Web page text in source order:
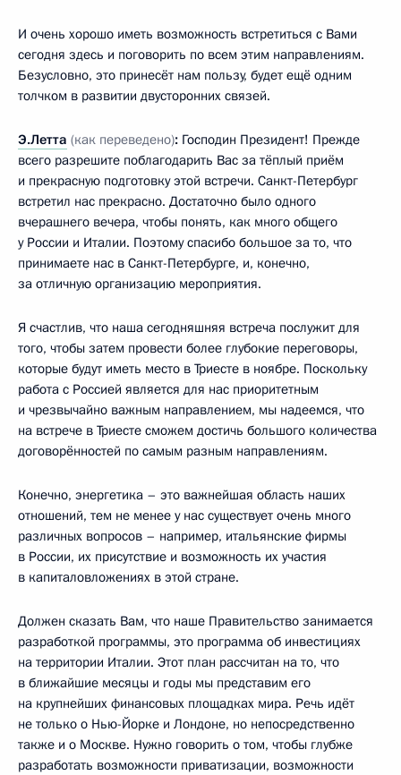
И очень хорошо иметь возможность встретиться с Вами
сегодня здесь и поговорить по всем этим направлениям.
Безусловно, это принесёт нам пользу, будет ещё одним
толчком в развитии двусторонних связей.
Э.Летта (как переведено): Господин Президент! Прежде
всего разрешите поблагодарить Вас за тёплый приём
и прекрасную подготовку этой встречи. Санкт-Петербург
встретил нас прекрасно. Достаточно было одного
вчерашнего вечера, чтобы понять, как много общего
у России и Италии. Поэтому спасибо большое за то, что
принимаете нас в Санкт-Петербурге, и, конечно,
за отличную организацию мероприятия.
Я счастлив, что наша сегодняшняя встреча послужит для
того, чтобы затем провести более глубокие переговоры,
которые будут иметь место в Триесте в ноябре. Поскольку
работа с Россией является для нас приоритетным
и чрезвычайно важным направлением, мы надеемся, что
на встрече в Триесте сможем достичь большого количества
договорённостей по самым разным направлениям.
Конечно, энергетика – это важнейшая область наших
отношений, тем не менее у нас существует очень много
различных вопросов – например, итальянские фирмы
в России, их присутствие и возможность их участия
в капиталовложениях в этой стране.
Должен сказать Вам, что наше Правительство занимается
разработкой программы, это программа об инвестициях
на территории Италии. Этот план рассчитан на то, что
в ближайшие месяцы и годы мы представим его
на крупнейших финансовых площадках мира. Речь идёт
не только о Нью-Йорке и Лондоне, но непосредственно
также и о Москве. Нужно говорить о том, чтобы глубже
разработать возможности приватизации, возможности